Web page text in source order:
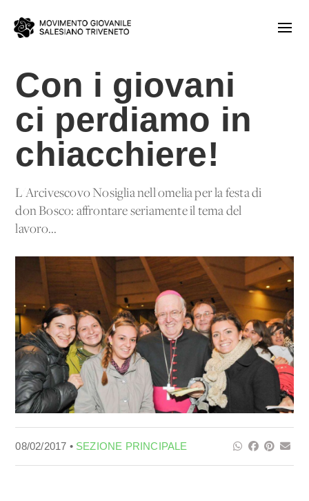
Con i giovani
ci perdiamo in
chiacchiere!
L'Arcivescovo Nosiglia nell'omelia per la festa di
don Bosco: affrontare seriamente il tema del
lavoro...
08/02/2017 • SEZIONE PRINCIPALE